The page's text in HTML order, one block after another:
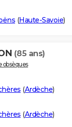
(Haute-Savoie)
(85 ans)
obsèques
(Ardèche)
(Ardèche)